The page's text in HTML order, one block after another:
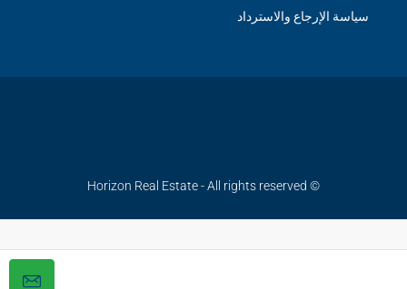
سياسة الإرجاع والاسترداد
© Horizon Real Estate - All rights reserved